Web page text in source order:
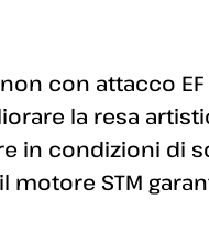
con attacco EF
la resa
in condizioni di
STM